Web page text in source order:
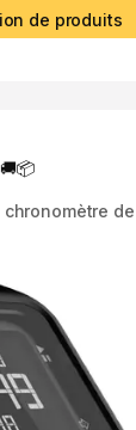
de produits
chronomètre